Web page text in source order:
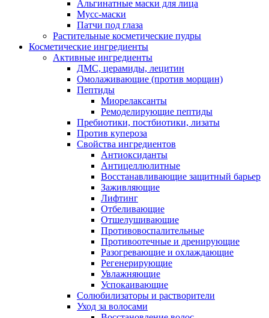
Альгинатные маски для лица
Мусс-маски
Патчи под глаза
Растительные косметические пудры
Косметические ингредиенты
Активные ингредиенты
ДМС, церамиды, лецитин
Омолаживающие (против морщин)
Пептиды
Миорелаксанты
Ремоделирующие пептиды
Пребиотики, постбиотики, лизаты
Против купероза
Свойства ингредиентов
Антиоксиданты
Антицеллюлитные
Восстанавливающие защитный барьер
Заживляющие
Лифтинг
Отбеливающие
Отшелушивающие
Противовоспалительные
Противоотечные и дренирующие
Разогревающие и охлаждающие
Регенерирующие
Увлажняющие
Успокаивающие
Солюбилизаторы и растворители
Уход за волосами